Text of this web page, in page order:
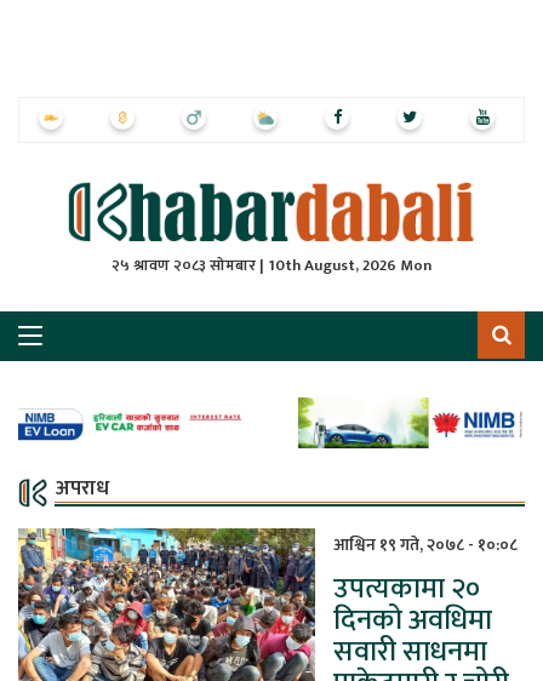
२५ श्रावण २०८३ सोमबार | 10th August, 2026 Mon
अपराध
आश्विन १९ गते, २०७८ - १०:०८
उपत्यकामा २०
दिनको अवधिमा
सवारी साधनमा